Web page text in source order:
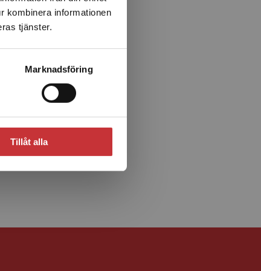
kombinera informationen
tjänster.
Marknadsföring
Tillåt alla